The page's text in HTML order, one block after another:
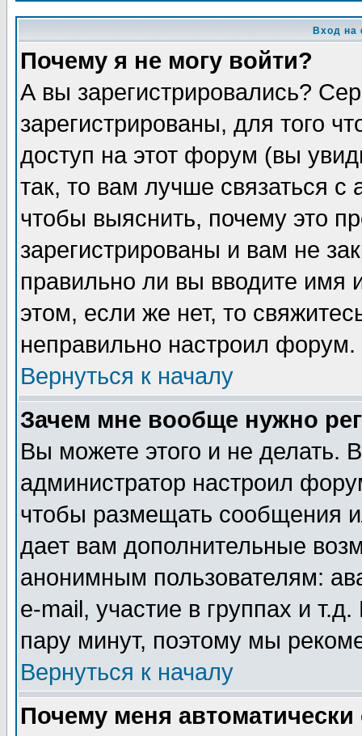
Вход на
Почему я не могу войти?
А вы зарегистрировались?
зарегистрированы, для того
доступ на этот форум (вы
так, то вам лучше связаться
чтобы выяснить, почему это
зарегистрированы и вам не
правильно ли вы вводите
этом, если же нет, то
неправильно настроил форум.
Вернуться к началу
Зачем мне вообще нужно
Вы можете этого и не делать.
администратор настроил
чтобы размещать сообщения
дает вам дополнительные
анонимным пользователям:
e-mail, участие в группах и
пару минут, поэтому мы
Вернуться к началу
Почему меня автоматически